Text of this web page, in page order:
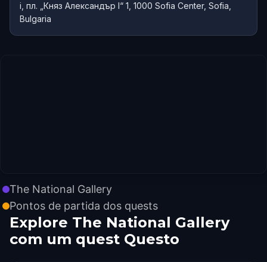
i, пл. „Княз Александър I“ 1, 1000 Sofia Center, Sofia,
Bulgaria
The National Gallery
Pontos de partida dos quests
Explore The National Gallery
com um quest Questo